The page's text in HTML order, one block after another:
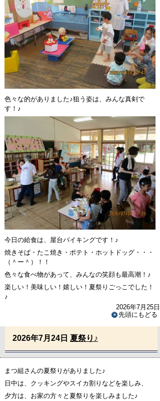
色々な的がありました♪狙う姿は、みんな真剣で
す！♪
今日の給食は、屋台バイキングです！♪
焼きそば・たこ焼き・ポテト・ホットドッグ・・・
（＾ー＾）！！
色々な食べ物があって、みんなの笑顔も最高潮！♪
楽しい！美味しい！嬉しい！夏祭りごっこでした！
♪
2026年7月25日
先頭にもどる
2026年7月24日 夏祭り♪
まつ組さんの夏祭りがありました♪
日中は、クッキングやスイカ割りなどを楽しみ、
夕方は、お家の方々と夏祭りを楽しみました♪